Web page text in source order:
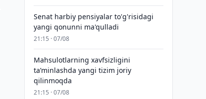
Senat harbiy pensiyalar to'g'risidagi
yangi qonunni ma'qulladi
21:15 · 07/08
Mahsulotlarning xavfsizligini
taʼminlashda yangi tizim joriy
qilinmoqda
21:15 · 07/08